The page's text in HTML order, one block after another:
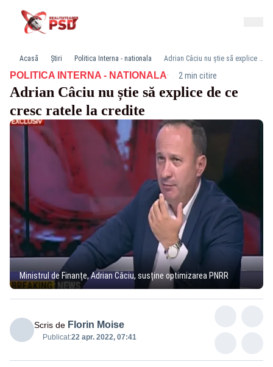
Acasă Știri Politica Interna - nationala Adrian Câciu nu știe să explice de ce cresc ratele la credite
POLITICA INTERNA - NATIONALA· 2 min citire
Adrian Câciu nu știe să explice de ce
cresc ratele la credite
Ministrul de Finanțe, Adrian Câciu, susține optimizarea PNRR
Scris de Florin Moise
Publicat:22 apr. 2022, 07:41